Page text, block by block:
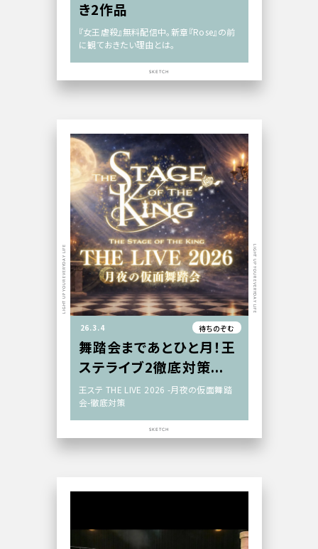
き2作品
『女王虐殺』無料配信中。新章『Rose』の前
に観ておきたい理由とは。
SKETCH
26.3.4 待ちのぞむ
舞踏会まであとひと月！王
ステライブ2徹底対策...
王ステ THE LIVE 2026 -月夜の仮面舞踏
会-徹底対策
LIGHT UP YOUR EVERYDAY LIFE LIGHT UP YOUR EVERYDAY LIFE
SKETCH